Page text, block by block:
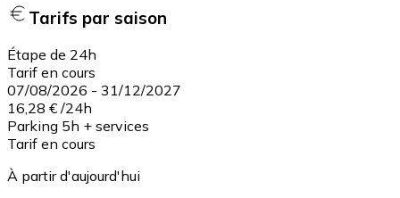
Tarifs par saison
Étape de 24h
Tarif en cours
07/08/2026 - 31/12/2027
16,28 € /24h
Parking 5h + services
Tarif en cours
À partir d'aujourd'hui